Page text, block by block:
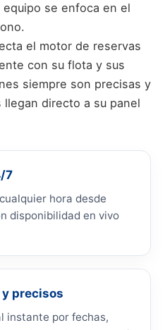
se enfoca en el
el motor de reservas
con su flota y sus
siempre son precisas y
directo a su panel
7
hora desde
disponibilidad en vivo
precisos
instante por fechas,